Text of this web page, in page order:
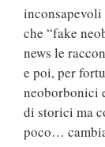
che “fake
news le
e poi, per
neoborbonici
di storici ma
poco…